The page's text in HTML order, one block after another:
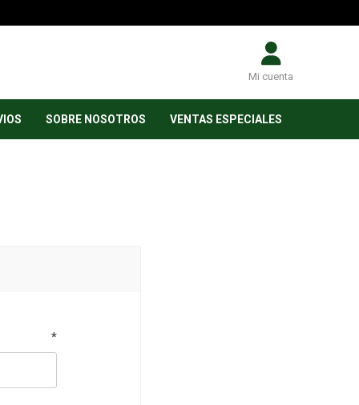
Mi cuenta
SOBRE NOSOTROS VENTAS ESPECIALES
*